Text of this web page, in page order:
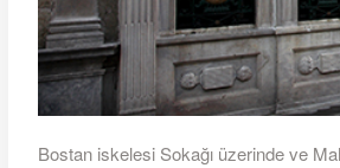
Bostan iskelesi Sokağı üzerinde ve